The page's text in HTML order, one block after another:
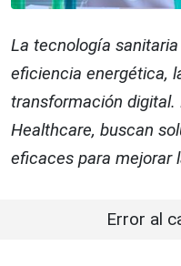
La tecnología
eficiencia energética,
transformación
Healthcare, buscan
eficaces para mejorar
Error al